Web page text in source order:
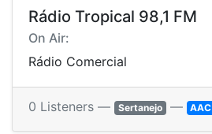
Rádio Tropical 98,1 FM
On Air:
Rádio Comercial
0 Listeners — Sertanejo — AAC